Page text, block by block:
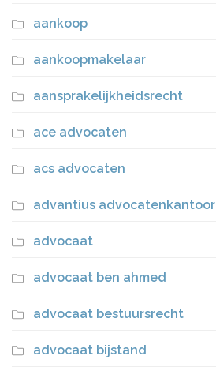
aankoop
aankoopmakelaar
aansprakelijkheidsrecht
ace advocaten
acs advocaten
advantius advocatenkantoor
advocaat
advocaat ben ahmed
advocaat bestuursrecht
advocaat bijstand